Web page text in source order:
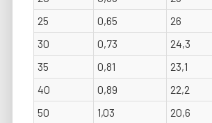
25
0,65 26
30
0,73 24,3
35
0,81 23,1
40
0,89 22,2
50
1,03 20,6